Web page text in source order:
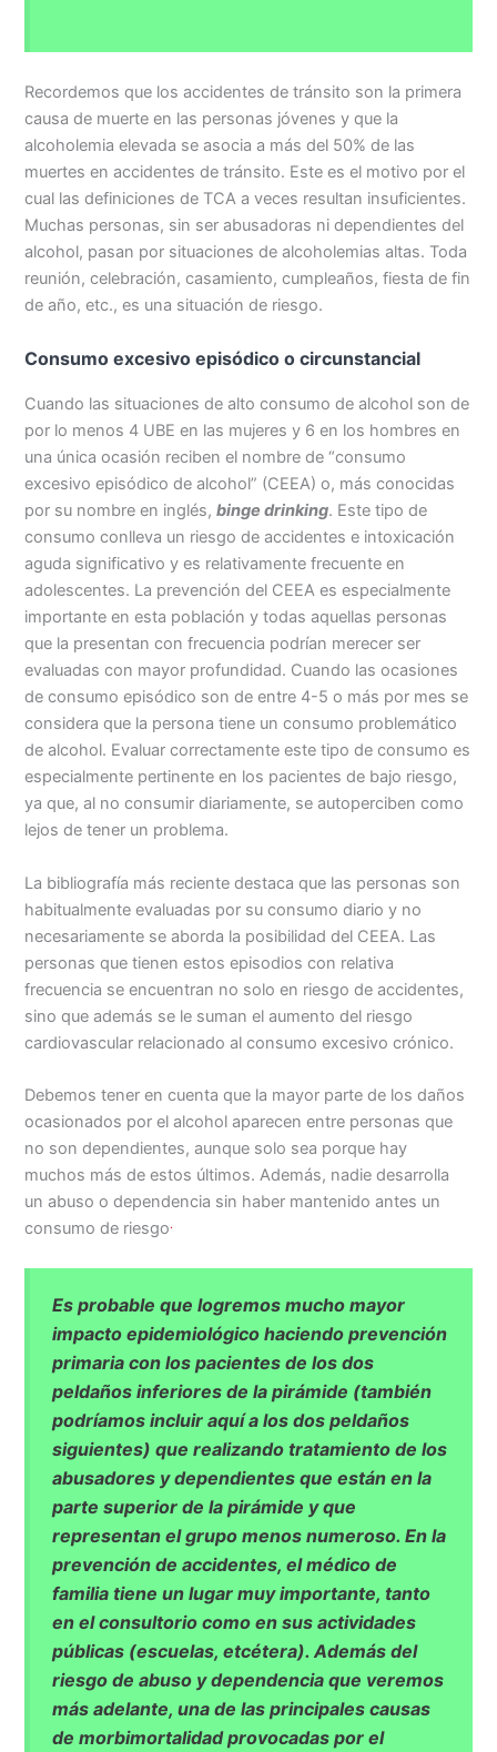
Recordemos que los accidentes de tránsito son la primera
causa de muerte en las personas jóvenes y que la
alcoholemia elevada se asocia a más del 50% de las
muertes en accidentes de tránsito. Este es el motivo por el
cual las definiciones de TCA a veces resultan insuficientes.
Muchas personas, sin ser abusadoras ni dependientes del
alcohol, pasan por situaciones de alcoholemias altas. Toda
reunión, celebración, casamiento, cumpleaños, fiesta de fin
de año, etc., es una situación de riesgo.
Consumo excesivo episódico o circunstancial
Cuando las situaciones de alto consumo de alcohol son de
por lo menos 4 UBE en las mujeres y 6 en los hombres en
una única ocasión reciben el nombre de “consumo
excesivo episódico de alcohol” (CEEA) o, más conocidas
por su nombre en inglés,binge drinking. Este tipo de
consumo conlleva un riesgo de accidentes e intoxicación
aguda significativo y es relativamente frecuente en
adolescentes. La prevención del CEEA es especialmente
importante en esta población y todas aquellas personas
que la presentan con frecuencia podrían merecer ser
evaluadas con mayor profundidad. Cuando las ocasiones
de consumo episódico son de entre 4-5 o más por mes se
considera que la persona tiene un consumo problemático
de alcohol. Evaluar correctamente este tipo de consumo es
especialmente pertinente en los pacientes de bajo riesgo,
ya que, al no consumir diariamente, se autoperciben como
lejos de tener un problema.
La bibliografía más reciente destaca que las personas son
habitualmente evaluadas por su consumo diario y no
necesariamente se aborda la posibilidad del CEEA. Las
personas que tienen estos episodios con relativa
frecuencia se encuentran no solo en riesgo de accidentes,
sino que además se le suman el aumento del riesgo
cardiovascular relacionado al consumo excesivo crónico.
Debemos tener en cuenta que la mayor parte de los daños
ocasionados por el alcohol aparecen entre personas que
no son dependientes, aunque solo sea porque hay
muchos más de estos últimos. Además, nadie desarrolla
un abuso o dependencia sin haber mantenido antes un
consumo de riesgo.
Es probable que logremos mucho mayor
impacto epidemiológico haciendo prevención
primaria con los pacientes de los dos
peldaños inferiores de la pirámide (también
podríamos incluir aquí a los dos peldaños
siguientes) que realizando tratamiento de los
abusadores y dependientes que están en la
parte superior de la pirámide y que
representan el grupo menos numeroso. En la
prevención de accidentes, el médico de
familia tiene un lugar muy importante, tanto
en el consultorio como en sus actividades
públicas (escuelas, etcétera). Además del
riesgo de abuso y dependencia que veremos
más adelante, una de las principales causas
de morbimortalidad provocadas por el